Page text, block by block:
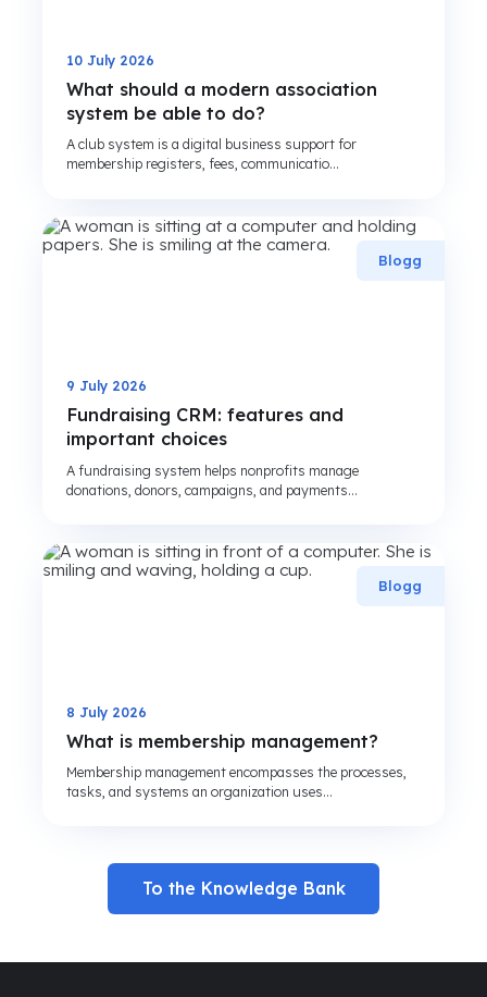
10 July 2026
What should a modern association
system be able to do?
A club system is a digital business support for
membership registers, fees, communicatio...
Blogg
9 July 2026
Fundraising CRM: features and
important choices
A fundraising system helps nonprofits manage
donations, donors, campaigns, and payments...
Blogg
8 July 2026
What is membership management?
Membership management encompasses the processes,
tasks, and systems an organization uses...
To the Knowledge Bank